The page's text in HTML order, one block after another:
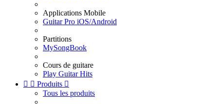
Applications Mobile
Guitar Pro iOS/Android
Partitions
MySongBook
Cours de guitare
Play Guitar Hits
  Produits 
Tous les produits